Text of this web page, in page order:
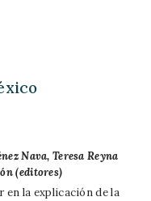
Nava, Teresa Reyna
(editores)
la explicación de la